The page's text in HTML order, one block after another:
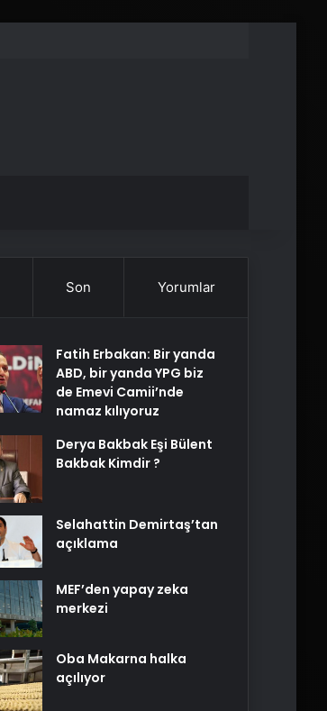
Son Yorumlar
Fatih Erbakan: Bir yanda
ABD, bir yanda YPG biz
de Emevi Camii’nde
namaz kılıyoruz
Derya Bakbak Eşi Bülent
Bakbak Kimdir ?
Selahattin Demirtaş’tan
açıklama
MEF’den yapay zeka
merkezi
Oba Makarna halka
açılıyor